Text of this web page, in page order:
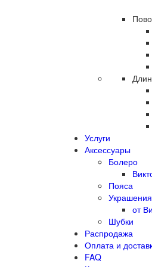
Услуги
Аксессуары
Болеро
Пояса
от
Шубки
Распродажа
Оплата и
FAQ